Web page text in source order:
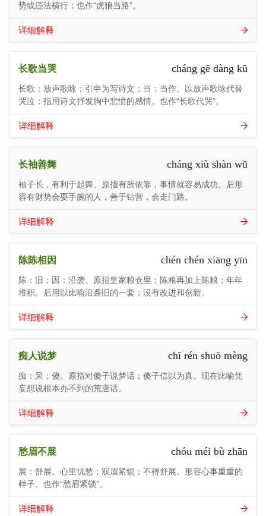
势或违法横行；也作“虎狼当路”。
详细解释
长歌当哭 cháng gē dàng kū
长歌：放声歌咏；引申为写诗文；当：当作。以放声歌咏代替
哭泣；指用诗文抒发胸中悲愤的感情。也作“长歌代哭”。
详细解释
长袖善舞 cháng xiù shàn wǔ
袖子长，有利于起舞。原指有所依靠，事情就容易成功。后形
容有财势会耍手腕的人，善于钻营，会走门路。
详细解释
陈陈相因 chén chén xiāng yīn
陈：旧；因：沿袭。原指皇家粮仓里；陈粮再加上陈粮；年年
堆积。后用以比喻沿袭旧的一套；没有改进和创新。
详细解释
痴人说梦 chī rén shuō mèng
痴：呆；傻。原指对傻子说梦话；傻子信以为真。现在比喻凭
妄想说根本办不到的荒唐话。
详细解释
愁眉不展 chóu méi bù zhān
展：舒展。心里忧愁；双眉紧锁；不得舒展。形容心事重重的
样子。也作“愁眉紧锁”。
详细解释